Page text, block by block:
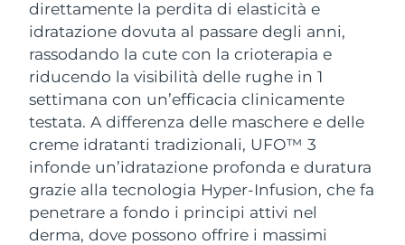
direttamente la perdita di elasticità e
idratazione dovuta al passare degli anni,
rassodando la cute con la crioterapia e
riducendo la visibilità delle rughe in 1
settimana con un’efficacia clinicamente
testata. A differenza delle maschere e delle
creme idratanti tradizionali, UFO™ 3
infonde un’idratazione profonda e duratura
grazie alla tecnologia Hyper-Infusion, che fa
penetrare a fondo i principi attivi nel
derma, dove possono offrire i massimi
Anti-aging massage
LUNA™ 4 Plus
Massage, LED heating
LUNA™ 4 Men
For men, anti-aging massage
Microcurrent toning
BEAR™ 2 go
Microcurrent toning on-the-go
BEAR™ 2 eyes & lips
Microcurrent line smoothing device
Idratazione
UFO™ 3 pacchetto
Deep facial hydration
UFO™ 3 LED
Near-infrared and red light therapy
device
Igiene orale
issa™ 4
Hybrid silicone sonic toothbrush
issa™ 4 plus
Smart hybrid silicone sonic toothbrush
TRATTAMENTI ANTI-AGE FAQ™
Anti-age Trattamenti LED
NEW
Bosnia ed
Erzegovina
Consegna stimata
Brunei Consegna stimata8/15/26
Bulgaria Consegna stimata
Canada Consegna stimata8/14/26
Cile Consegna stimata